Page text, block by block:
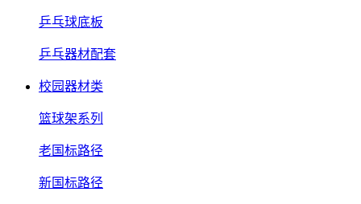
乒乓球底板
乒乓器材配套
校园器材类
篮球架系列
老国标路径
新国标路径